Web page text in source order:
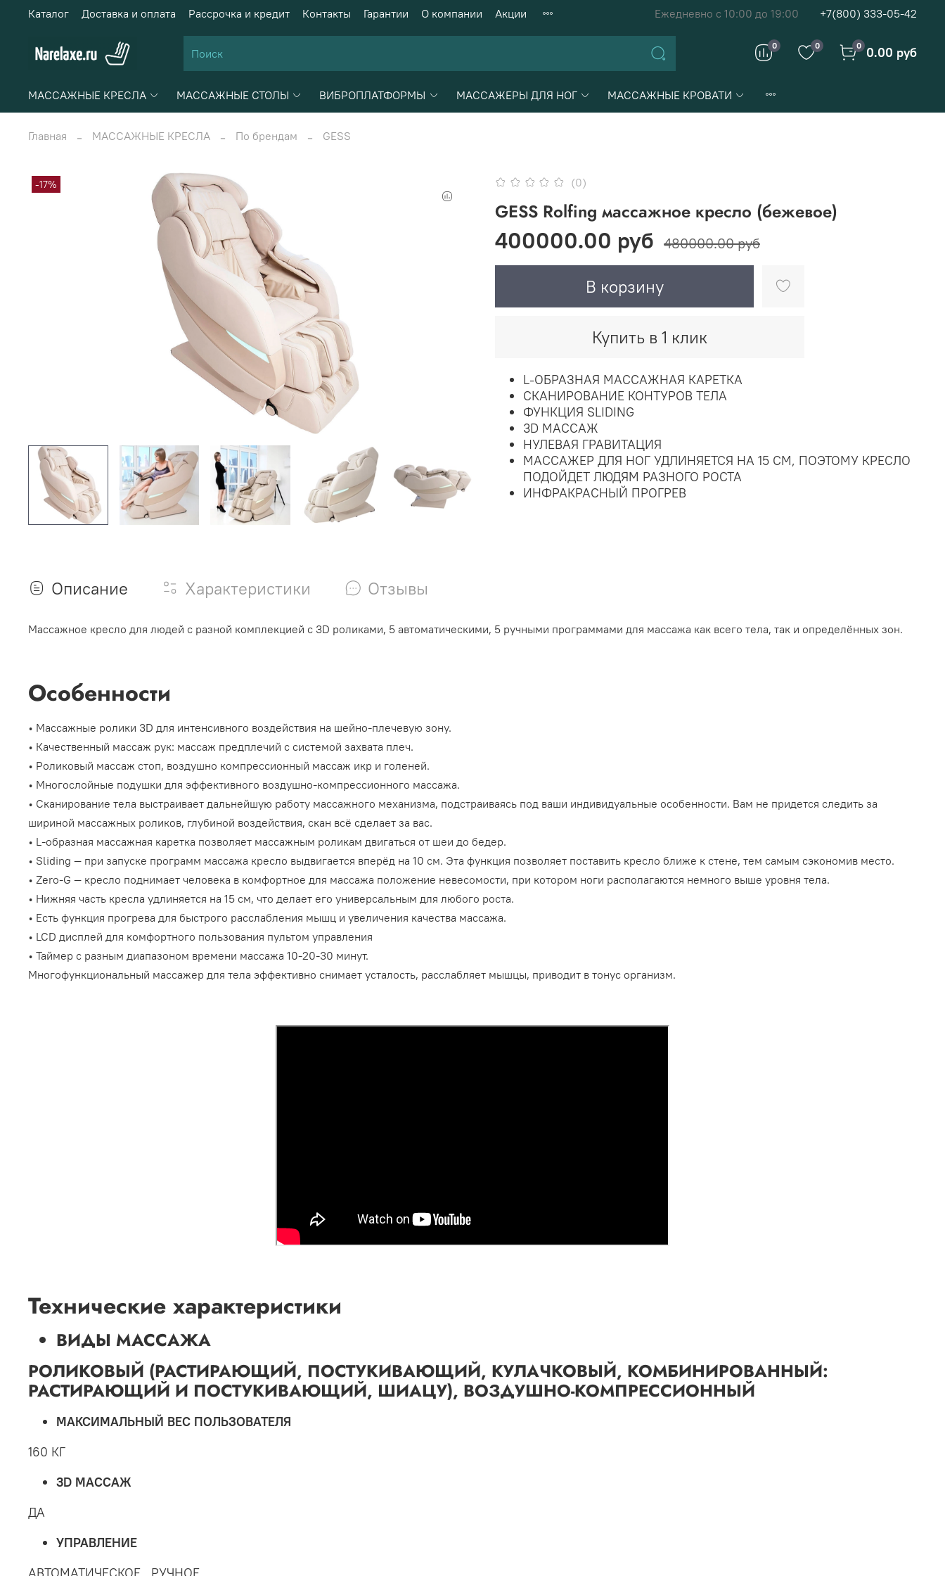
Каталог Доставка и оплата Рассрочка и кредит Контакты Гарантии О компании Акции Ежедневно с 10:00 до 19:00 +7(800) 333-05-42
0 0 0 0.00 руб
МАССАЖНЫЕ КРЕСЛА МАССАЖНЫЕ СТОЛЫ ВИБРОПЛАТФОРМЫ МАССАЖЕРЫ ДЛЯ НОГ МАССАЖНЫЕ КРОВАТИ
Главная МАССАЖНЫЕ КРЕСЛА По брендам GESS
-17% (0)
GESS Rolfing массажное кресло (бежевое)
400000.00 руб 480000.00 руб
В корзину
Купить в 1 клик
L-ОБРАЗНАЯ МАССАЖНАЯ КАРЕТКА
СКАНИРОВАНИЕ КОНТУРОВ ТЕЛА
ФУНКЦИЯ SLIDING
3D МАССАЖ
НУЛЕВАЯ ГРАВИТАЦИЯ
МАССАЖЕР ДЛЯ НОГ УДЛИНЯЕТСЯ НА 15 СМ, ПОЭТОМУ КРЕСЛО
ПОДОЙДЕТ ЛЮДЯМ РАЗНОГО РОСТА
ИНФРАКРАСНЫЙ ПРОГРЕВ
Описание Характеристики Отзывы
Массажное кресло для людей с разной комплекцией с 3D роликами, 5 автоматическими, 5 ручными программами для массажа как всего тела, так и определённых зон.
Особенности
• Массажные ролики 3D для интенсивного воздействия на шейно-плечевую зону.
• Качественный массаж рук: массаж предплечий с системой захвата плеч.
• Роликовый массаж стоп, воздушно компрессионный массаж икр и голеней.
• Многослойные подушки для эффективного воздушно-компрессионного массажа.
• Сканирование тела выстраивает дальнейшую работу массажного механизма, подстраиваясь под ваши индивидуальные особенности. Вам не придется следить за
шириной массажных роликов, глубиной воздействия, скан всё сделает за вас.
• L-образная массажная каретка позволяет массажным роликам двигаться от шеи до бедер.
• Sliding — при запуске программ массажа кресло выдвигается вперёд на 10 см. Эта функция позволяет поставить кресло ближе к стене, тем самым сэкономив место.
• Zero-G — кресло поднимает человека в комфортное для массажа положение невесомости, при котором ноги располагаются немного выше уровня тела.
• Нижняя часть кресла удлиняется на 15 см, что делает его универсальным для любого роста.
• Есть функция прогрева для быстрого расслабления мышц и увеличения качества массажа.
• LCD дисплей для комфортного пользования пультом управления
• Таймер с разным диапазоном времени массажа 10-20-30 минут.
Многофункциональный массажер для тела эффективно снимает усталость, расслабляет мышцы, приводит в тонус организм.
Технические характеристики
ВИДЫ МАССАЖА
РОЛИКОВЫЙ (РАСТИРАЮЩИЙ, ПОСТУКИВАЮЩИЙ, КУЛАЧКОВЫЙ, КОМБИНИРОВАННЫЙ:
РАСТИРАЮЩИЙ И ПОСТУКИВАЮЩИЙ, ШИАЦУ), ВОЗДУШНО-КОМПРЕССИОННЫЙ
МАКСИМАЛЬНЫЙ ВЕС ПОЛЬЗОВАТЕЛЯ
160 КГ
3D МАССАЖ
ДА
УПРАВЛЕНИЕ